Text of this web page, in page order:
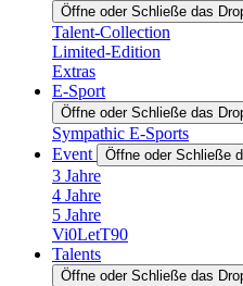
Öffne oder Schließe das
Talent-Collection
Limited-Edition
Extras
E-Sport
Öffne oder Schließe das
Sympathic E-Sports
Event
Öffne oder Schließe
3 Jahre
4 Jahre
5 Jahre
Vi0LetT90
Talents
Öffne oder Schließe das